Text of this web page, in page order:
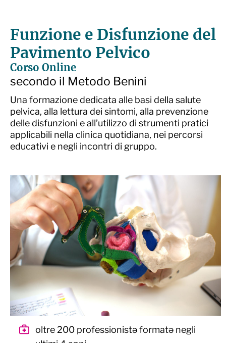
Funzione e Disfunzione del
Pavimento Pelvico
Corso Online
secondo il Metodo Benini
Una formazione dedicata alle basi della salute
pelvica, alla lettura dei sintomi, alla prevenzione
delle disfunzioni e all’utilizzo di strumenti pratici
applicabili nella clinica quotidiana, nei percorsi
educativi e negli incontri di gruppo.
oltre 200 professionistə formatə negli